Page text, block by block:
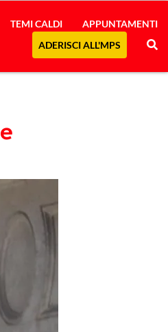
TEMI CALDI
APPUNTAMENTI
ADERISCI ALL'MPS